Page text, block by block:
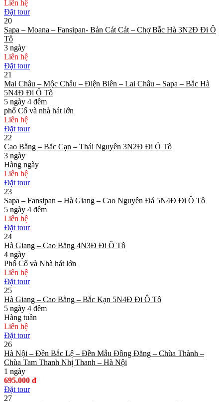
Liên hệ
Đặt tour
20
Sapa – Moana – Fansipan- Bản Cát Cát – Chợ Bắc Hà 3N2Đ Đi Ô
Tô
3 ngày
Liên hệ
Đặt tour
21
Mai Châu – Mộc Châu – Điện Biên – Lai Châu – Sapa – Bắc Hà
5N4Đ Đi Ô Tô
5 ngày 4 đêm
phố Cổ và nhà hát lớn
Liên hệ
Đặt tour
22
Cao Bằng – Bắc Cạn – Thái Nguyên 3N2Đ Đi Ô Tô
3 ngày
Hàng ngày
Liên hệ
Đặt tour
23
Sapa – Fansipan – Hà Giang – Cao Nguyên Đá 5N4Đ Đi Ô Tô
5 ngày 4 đêm
Liên hệ
Đặt tour
24
Hà Giang – Cao Bằng 4N3Đ Đi Ô Tô
4 ngày
Phố Cổ và Nhà hát lớn
Liên hệ
Đặt tour
25
Hà Giang – Cao Bằng – Bắc Kạn 5N4Đ Đi Ô Tô
5 ngày 4 đêm
Hàng tuần
Liên hệ
Đặt tour
26
Hà Nội – Đền Bắc Lệ – Đền Mẫu Đồng Đăng – Chùa Thành –
Chùa Tam Thanh Nhị Thanh – Hà Nội
1 ngày
695.000 đ
Đặt tour
27